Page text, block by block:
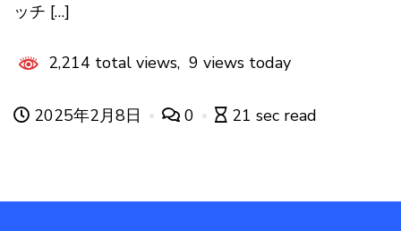
ッチ […]
2,214 total views, 9 views today
2025年2月8日 0 21 sec read